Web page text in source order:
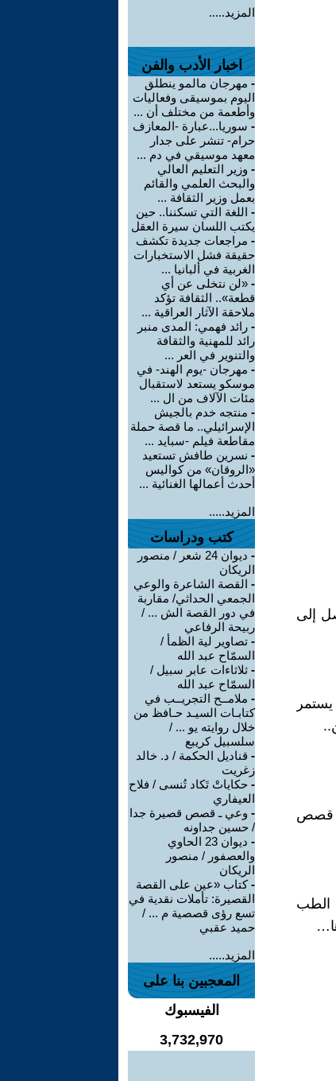
إلى
قصص
الطب
المزيد.....
اخبار الأدب والفن
- مهرجان مالمو ينطلق
اليوم بموسيقى وفعاليات
وأطعمة من مختلف أن ...
- سوريا...عبارة -المعازف
حرام- تنشر على جدار
معهد موسيقي في دم ...
- وزير التعليم العالي
والبحث العلمي والقائم
بعمل وزير الثقافة ...
- اللغة التي تسكننا.. حين
يكتب اللسان سيرة العقل
- مراجعات جديدة تكشف
حقيقة فشل الاستخبارات
الغربية في ألبانيا ...
- «لن نتخلى عن أي
قطعة».. الثقافة تؤكد
ملاحقة الآثار العراقية ...
- رائد فهمي: المدى منبر
رائد للمهنية والثقافة
والتنوير في العر ...
- مهرجان -يوم الهند- في
موسكو يستعد لاستقبال
مئات الآلاف من ال ...
- منتجه خدم بالجيش
الإسرائيلي.. ما قصة حملة
مقاطعة فيلم -سبايد ...
- نسرين طافش تستعيد
«الروقان» من كواليس
أحدث أعمالها الغنائية ...
المزيد.....
كتب ودراسات
-
ديوان 24 شعر / منصور
الريكان
- القصة الشاعرة والوعي
الجمعي الحداثي/ مقاربة
في دور القصة الش ... /
ربيحة الرفاعي
- تصاوير لية الظمأ /
السمّاح عبد الله
- ثلاثاءات عابر سبيل /
السمّاح عبد الله
- ملامــح التجريــب في
كتابـات السيـد حـافظ من
خلال روايته يو ... /
سلسبيل كريبع
- قناديل الحكمة / د. خالد
زغريت
- حكاياتْ تَكاد تُنسى / فلاح
العيفاري
- وعي ـ قصص قصيرة جدا
/ حسين جداونه
-
ديوان 23 الحاوي
والعصفور / منصور
الريكان
-كتاب «عين على القصة
القصيرة: تأملات نقدية في
تسع رؤى قصصية م ... /
حميد عقبي
المزيد.....
المعجبين بنا على
الفيسبوك
3,732,970